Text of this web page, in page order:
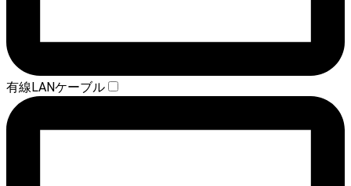
有線LANケーブル